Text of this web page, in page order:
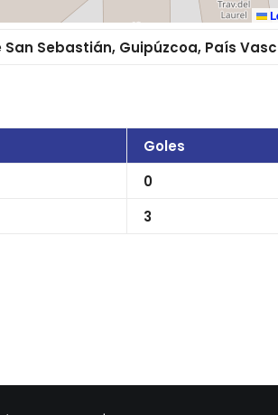
Sebastián, Guipúzcoa, País
Goles
0
3